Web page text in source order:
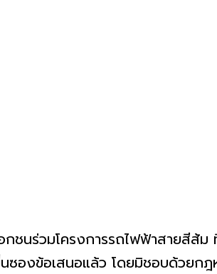
ชนร่วมโครงการรถไฟฟ้าสายสีส้ม
ซองข้อเสนอแล้ว โดยมิชอบด้วยก